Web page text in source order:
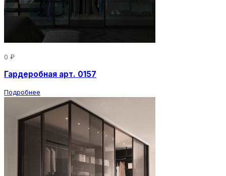
0 ₽
Гардеробная арт. 0157
Подробнее